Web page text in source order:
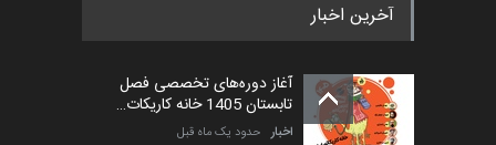
آخرین اخبار
آغاز دوره‌های تخصصی فصل
تابستان 1405 خانه کاریکات…
اخبار حدود یک ماه قبل